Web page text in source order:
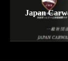
Japan